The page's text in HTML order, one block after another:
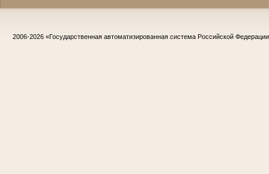
2006-2026 «Государственная автоматизированная система Российской